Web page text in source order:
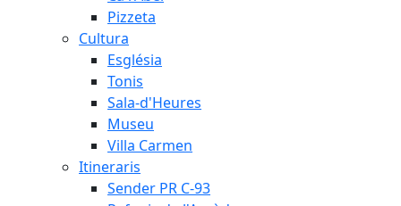
Pizzeta
Cultura
Església
Tonis
Sala-d'Heures
Museu
Villa Carmen
Itineraris
Sender PR C-93